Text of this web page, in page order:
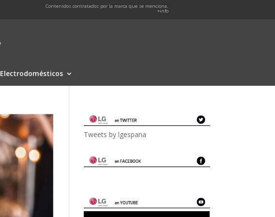
Contenidos contratados por la marca que se menciona.
+info
Electrodomésticos
Tweets by lgespana